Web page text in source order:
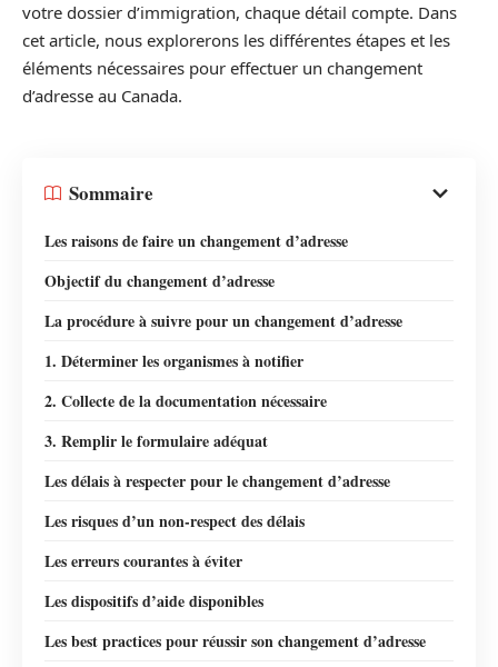
votre dossier d’immigration, chaque détail compte. Dans
cet article, nous explorerons les différentes étapes et les
éléments nécessaires pour effectuer un changement
d’adresse au Canada.
Sommaire
Les raisons de faire un changement d’adresse
Objectif du changement d’adresse
La procédure à suivre pour un changement d’adresse
1. Déterminer les organismes à notifier
2. Collecte de la documentation nécessaire
3. Remplir le formulaire adéquat
Les délais à respecter pour le changement d’adresse
Les risques d’un non-respect des délais
Les erreurs courantes à éviter
Les dispositifs d’aide disponibles
Les best practices pour réussir son changement d’adresse